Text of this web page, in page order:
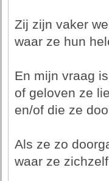
Zij zijn vaker
waar ze hun
En mijn vraag
of geloven ze
en/of die ze
Als ze zo
waar ze